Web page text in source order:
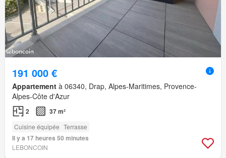
191 000 €
Appartement à 06340, Drap, Alpes-Maritimes, Provence-
Alpes-Côte d'Azur
2 37 m²
Cuisine équipée Terrasse
Il y a 17 heures 50 minutes
LEBONCOIN